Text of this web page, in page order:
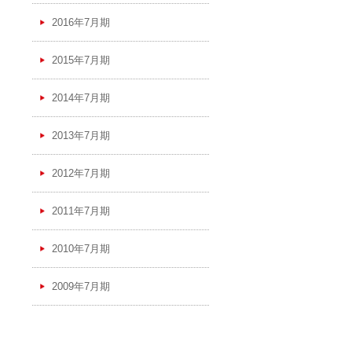
2016年7月期
2015年7月期
2014年7月期
2013年7月期
2012年7月期
2011年7月期
2010年7月期
2009年7月期